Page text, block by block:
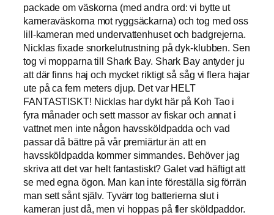
packade om väskorna (med andra ord: vi bytte ut
kameraväskorna mot ryggsäckarna) och tog med oss
lill-kameran med undervattenhuset och badgrejerna.
Nicklas fixade snorkelutrustning på dyk-klubben. Sen
tog vi mopparna till Shark Bay. Shark Bay antyder ju
att där finns haj och mycket riktigt så såg vi flera hajar
ute på ca fem meters djup. Det var HELT
FANTASTISKT! Nicklas har dykt här på Koh Tao i
fyra månader och sett massor av fiskar och annat i
vattnet men inte någon havssköldpadda och vad
passar då bättre på vår premiärtur än att en
havssköldpadda kommer simmandes. Behöver jag
skriva att det var helt fantastiskt? Galet vad häftigt att
se med egna ögon. Man kan inte föreställa sig förrän
man sett sånt själv. Tyvärr tog batterierna slut i
kameran just då, men vi hoppas på fler sköldpaddor.